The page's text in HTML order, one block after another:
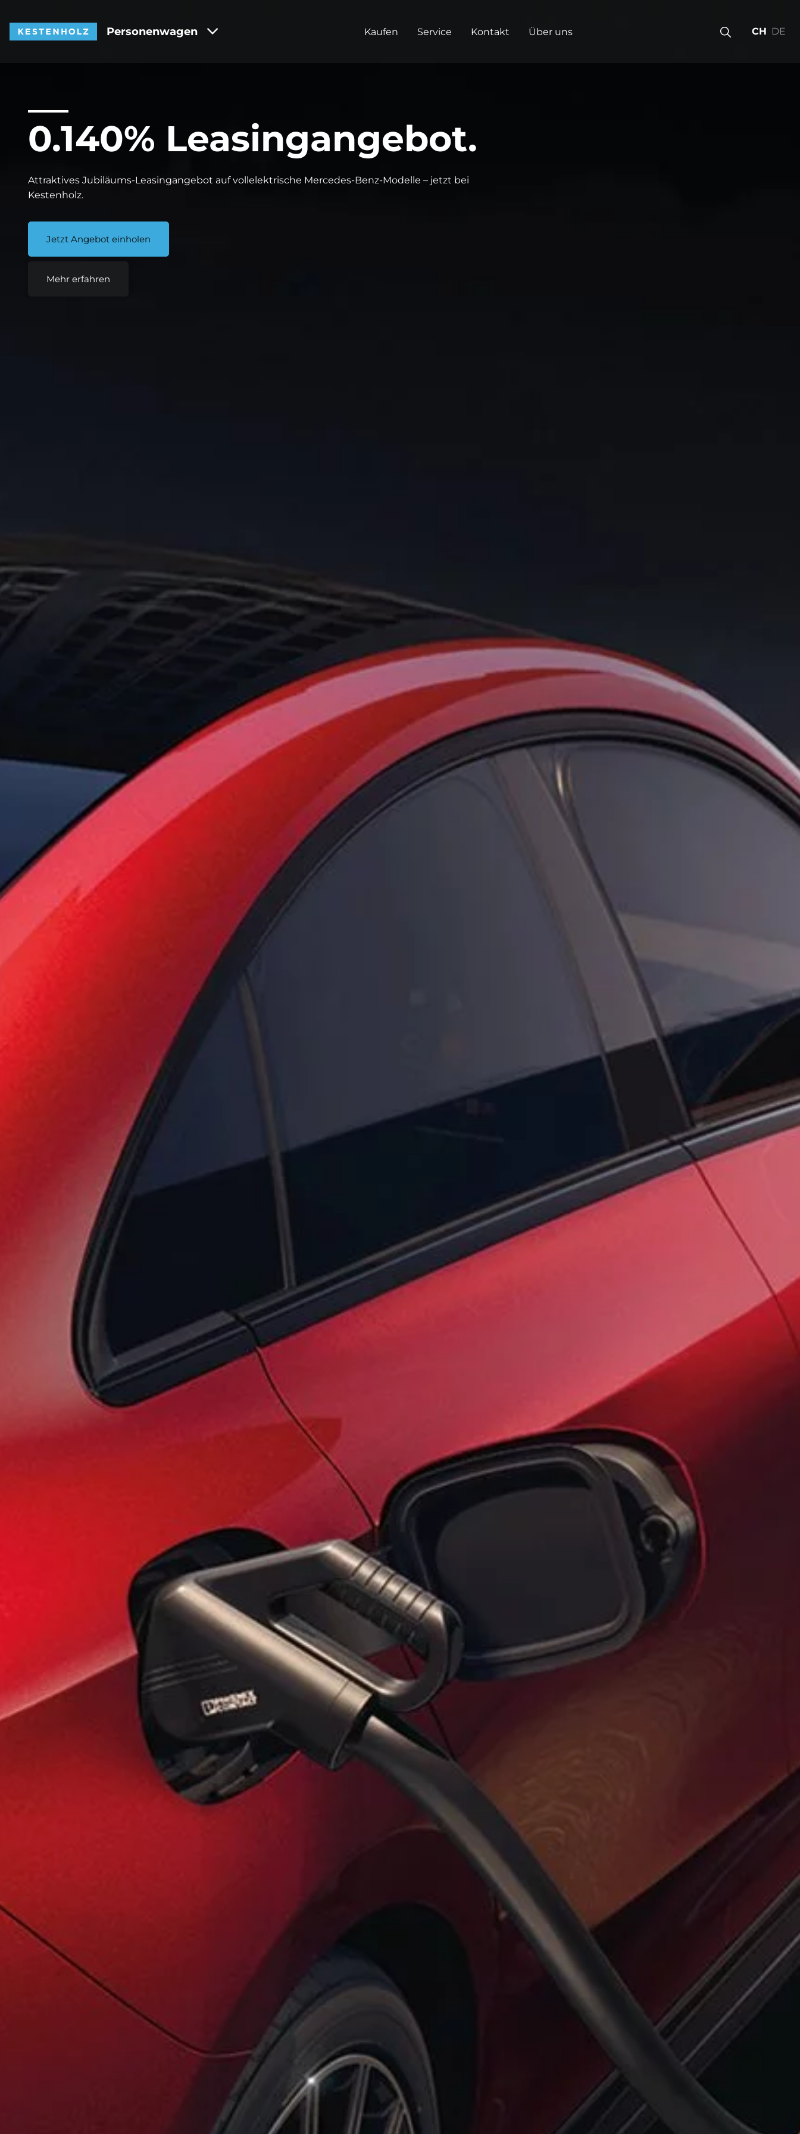
Personenwagen Kaufen Service Kontakt Über uns CH DE
0.140% Leasingangebot.
Attraktives Jubiläums-Leasingangebot auf vollelektrische Mercedes-Benz-Modelle – jetzt bei
Kestenholz.
Jetzt Angebot einholen
Mehr erfahren